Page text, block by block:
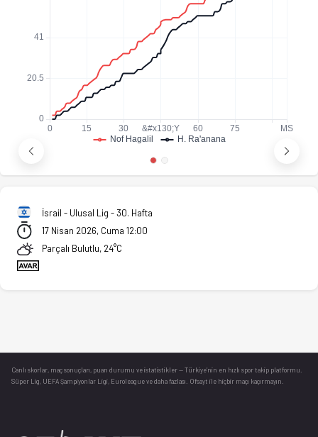
İsrail - Ulusal Lig - 30. Hafta
17 Nisan 2026, Cuma 12:00
Parçalı Bulutlu, 24°C
Canlı skorlar , maç sonuçları, puan durumu ve istatistikler — Türkiye’nin en hızlı spor takip platformu.
Süper Lig, UEFA Şampiyonlar Ligi, Euroleague ve daha fazlası. Ofsayt ile hiçbir maçı kaçırmayın.